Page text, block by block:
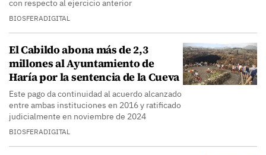
con respecto al ejercicio anterior
BIOSFERADIGITAL
El Cabildo abona más de 2,3
millones al Ayuntamiento de
Haría por la sentencia de la Cueva
Este pago da continuidad al acuerdo alcanzado
entre ambas instituciones en 2016 y ratificado
judicialmente en noviembre de 2024
BIOSFERADIGITAL